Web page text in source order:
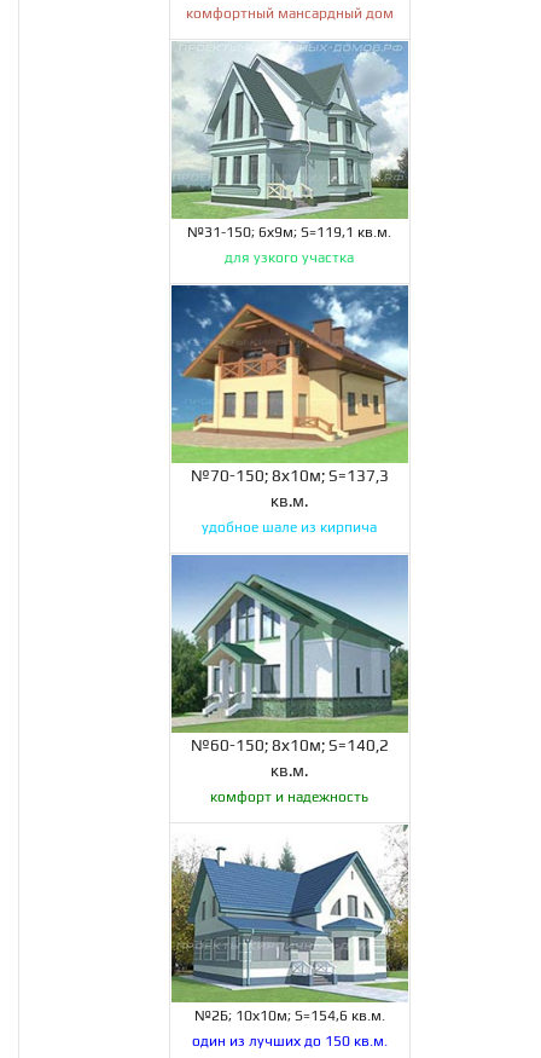
комфортный мансардный дом
№31-150; 6х9м; S=119,1 кв.м.
для узкого участка
№70-150; 8х10м; S=137,3
кв.м.
удобное шале из кирпича
№60-150; 8х10м; S=140,2
кв.м.
комфорт и надежность
№2Б; 10х10м; S=154,6 кв.м.
один из лучших до 150 кв.м.